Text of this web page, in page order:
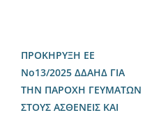
ΠΡΟΚΗΡΥΞΗ ΕΕ
Νο13/2025 ΔΔΑΗΔ ΓΙΑ
ΤΗΝ ΠΑΡΟΧΗ ΓΕΥΜΑΤΩΝ
ΣΤΟΥΣ ΑΣΘΕΝΕΙΣ ΚΑΙ